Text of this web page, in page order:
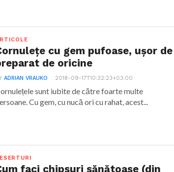
cu gem pufoase, ușor de
de oricine
ADRIAN VRAUKO 2018-09-17T10:32:23+03:00
sunt iubite de către foarte multe
Cu gem, cu nucă ori cu rahat, acest...
faci chipsuri sănătoase (din